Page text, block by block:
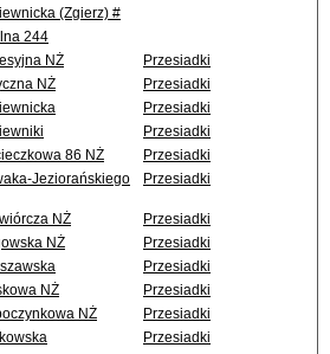
(Zgierz) #
244
NŻ
Przesiadki
NŻ
Przesiadki
Przesiadki
Przesiadki
86 NŻ
Przesiadki
Jeziorańskiego
Przesiadki
NŻ
Przesiadki
NŻ
Przesiadki
Przesiadki
NŻ
Przesiadki
NŻ
Przesiadki
Przesiadki